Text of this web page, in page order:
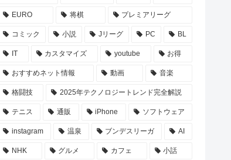
EURO 将棋 プレミアリーグ
コミック 小説 Jリーグ PC BL
IT カスタマイズ youtube お得
おすすめネット情報 動画 音楽
格闘技 2025年テクノロジートレンド完全解説
テニス 通販 iPhone ソフトウェア
instagram 温泉 ブンデスリーガ AI
NHK グルメ カフェ 小話